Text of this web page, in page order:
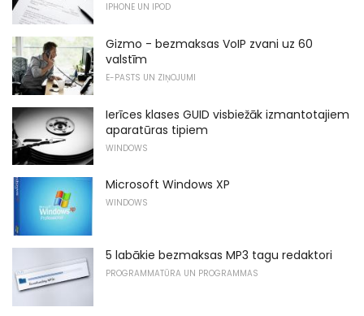
IPHONE UN IPOD
Gizmo - bezmaksas VoIP zvani uz 60
valstīm
E-PASTS UN ZIŅOJUMI
Ierīces klases GUID visbiežāk izmantotajiem
aparatūras tipiem
WINDOWS
Microsoft Windows XP
WINDOWS
5 labākie bezmaksas MP3 tagu redaktori
PROGRAMMATŪRA UN PROGRAMMAS